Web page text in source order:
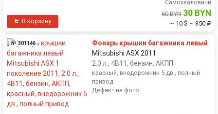
В корзину
Самохваловичи
60 BYN 30 BYN
~ 10 $ ~ 850 ₽
№ 301146
Фонарь крышки багажника левый
Mitsubishi ASX 2011
2.0 л., 4B11, бензин, АКПП
красный, внедорожник 5 дв., полный
привод
Дефект на фото